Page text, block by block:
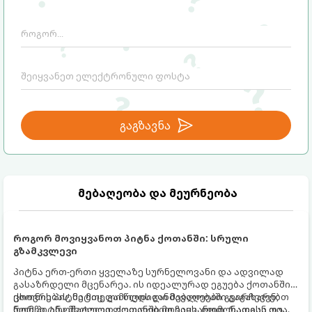
გაგზავნა
მებაღეობა და მეურნეობა
როგორ მოვიყვანოთ პიტნა ქოთანში: სრული
გზამკვლევი
პიტნა ერთ-ერთი ყველაზე სურნელოვანი და ადვილად
გასაზრდელი მცენარეა. ის იდეალურად ეგუება ქოთანში
ცხოვრებას, მეტიც, გამოცდილი მებაღეები გვირჩევენ,
რომ პიტნა მხოლოდ ქოთანში მოვიყვანოთ, რადგან ღია
ქოთნის პიტნა მთელი წლის განმავლობაში გაგახარებთ
ნორჩი, არომატული ფოთლებით ჩაის, ლიმონათისა თუ